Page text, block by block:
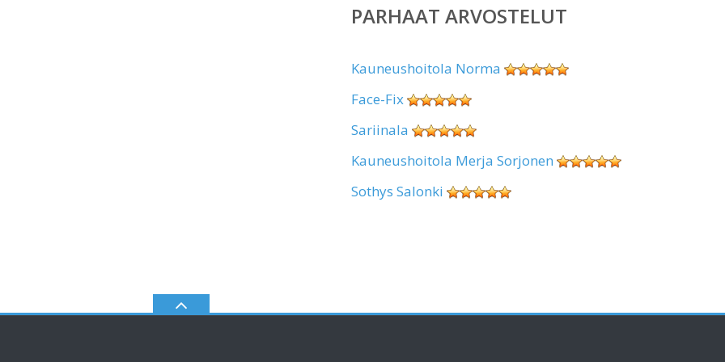
PARHAAT ARVOSTELUT
Kauneushoitola Norma
Face-Fix
Sariinala
Kauneushoitola Merja Sorjonen
Sothys Salonki